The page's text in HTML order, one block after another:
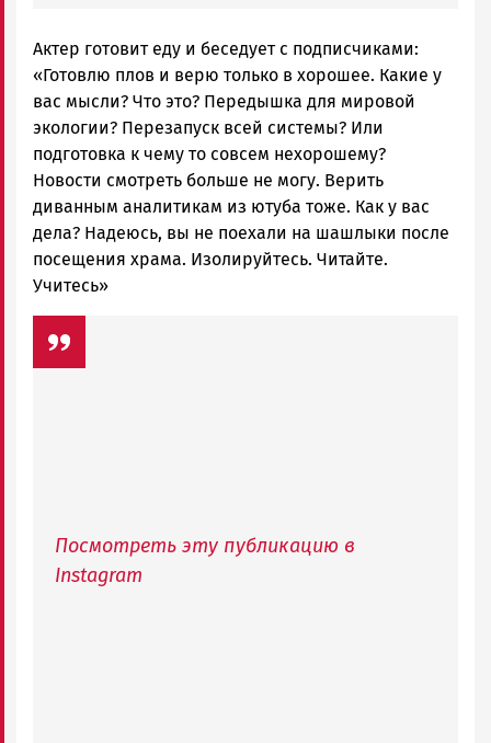
Актер готовит еду и беседует с подписчиками:
«Готовлю плов и верю только в хорошее. Какие у
вас мысли? Что это? Передышка для мировой
экологии? Перезапуск всей системы? Или
подготовка к чему то совсем нехорошему?
Новости смотреть больше не могу. Верить
диванным аналитикам из ютуба тоже. Как у вас
дела? Надеюсь, вы не поехали на шашлыки после
посещения храма. Изолируйтесь. Читайте.
Учитесь»
Посмотреть эту публикацию в
Instagram